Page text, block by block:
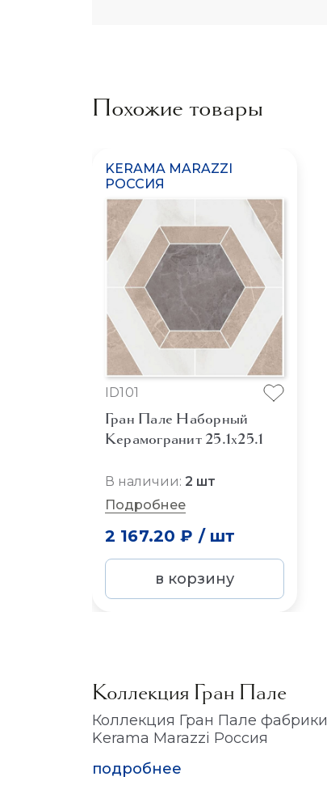
Похожие товары
KERAMA MARAZZI
РОССИЯ
ID101
Гран Пале Наборный
Керамогранит 25.1x25.1
В наличии: 2 шт
Подробнее
2 167.20 ₽ / шт
в корзину
Коллекция Гран Пале
Коллекция Гран Пале фабрики
Kerama Marazzi Россия
подробнее